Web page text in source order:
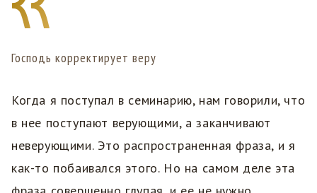
Господь корректирует веру
Когда я поступал в семинарию, нам говорили, что
в нее поступают верующими, а заканчивают
неверующими. Это распространенная фраза, и я
как-то побаивался этого. Но на самом деле эта